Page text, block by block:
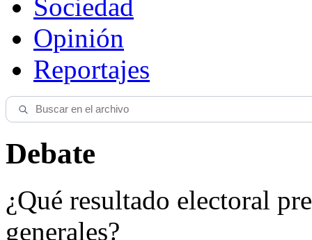
Sociedad
Opinión
Reportajes
Debate
¿Qué resultado electoral
generales?